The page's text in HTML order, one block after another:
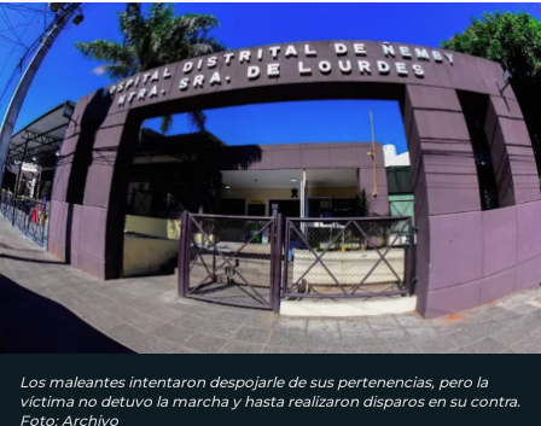
Los maleantes intentaron despojarle de sus pertenencias, pero la
víctima no detuvo la marcha y hasta realizaron disparos en su contra.
Foto: Archivo